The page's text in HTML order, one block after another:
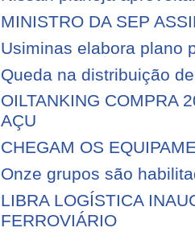
MINISTRO DA SEP
Usiminas elabora plano
Queda na distribuição
OILTANKING COMPRA
AÇU
CHEGAM OS
Onze grupos são
LIBRA LOGÍSTICA
FERROVIÁRIO